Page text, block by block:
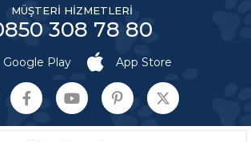
MÜŞTERİ HİZMETLERİ
308 78 80
Google Play App Store